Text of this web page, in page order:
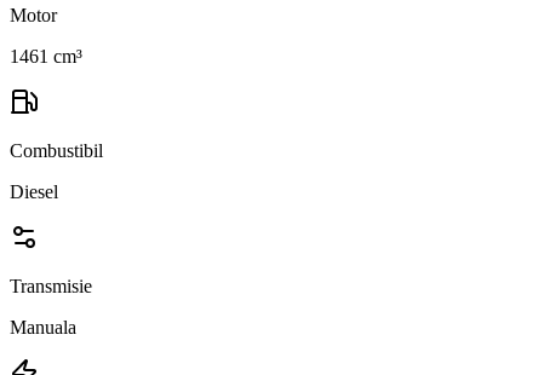
Motor
1461 cm³
Combustibil
Diesel
Transmisie
Manuala